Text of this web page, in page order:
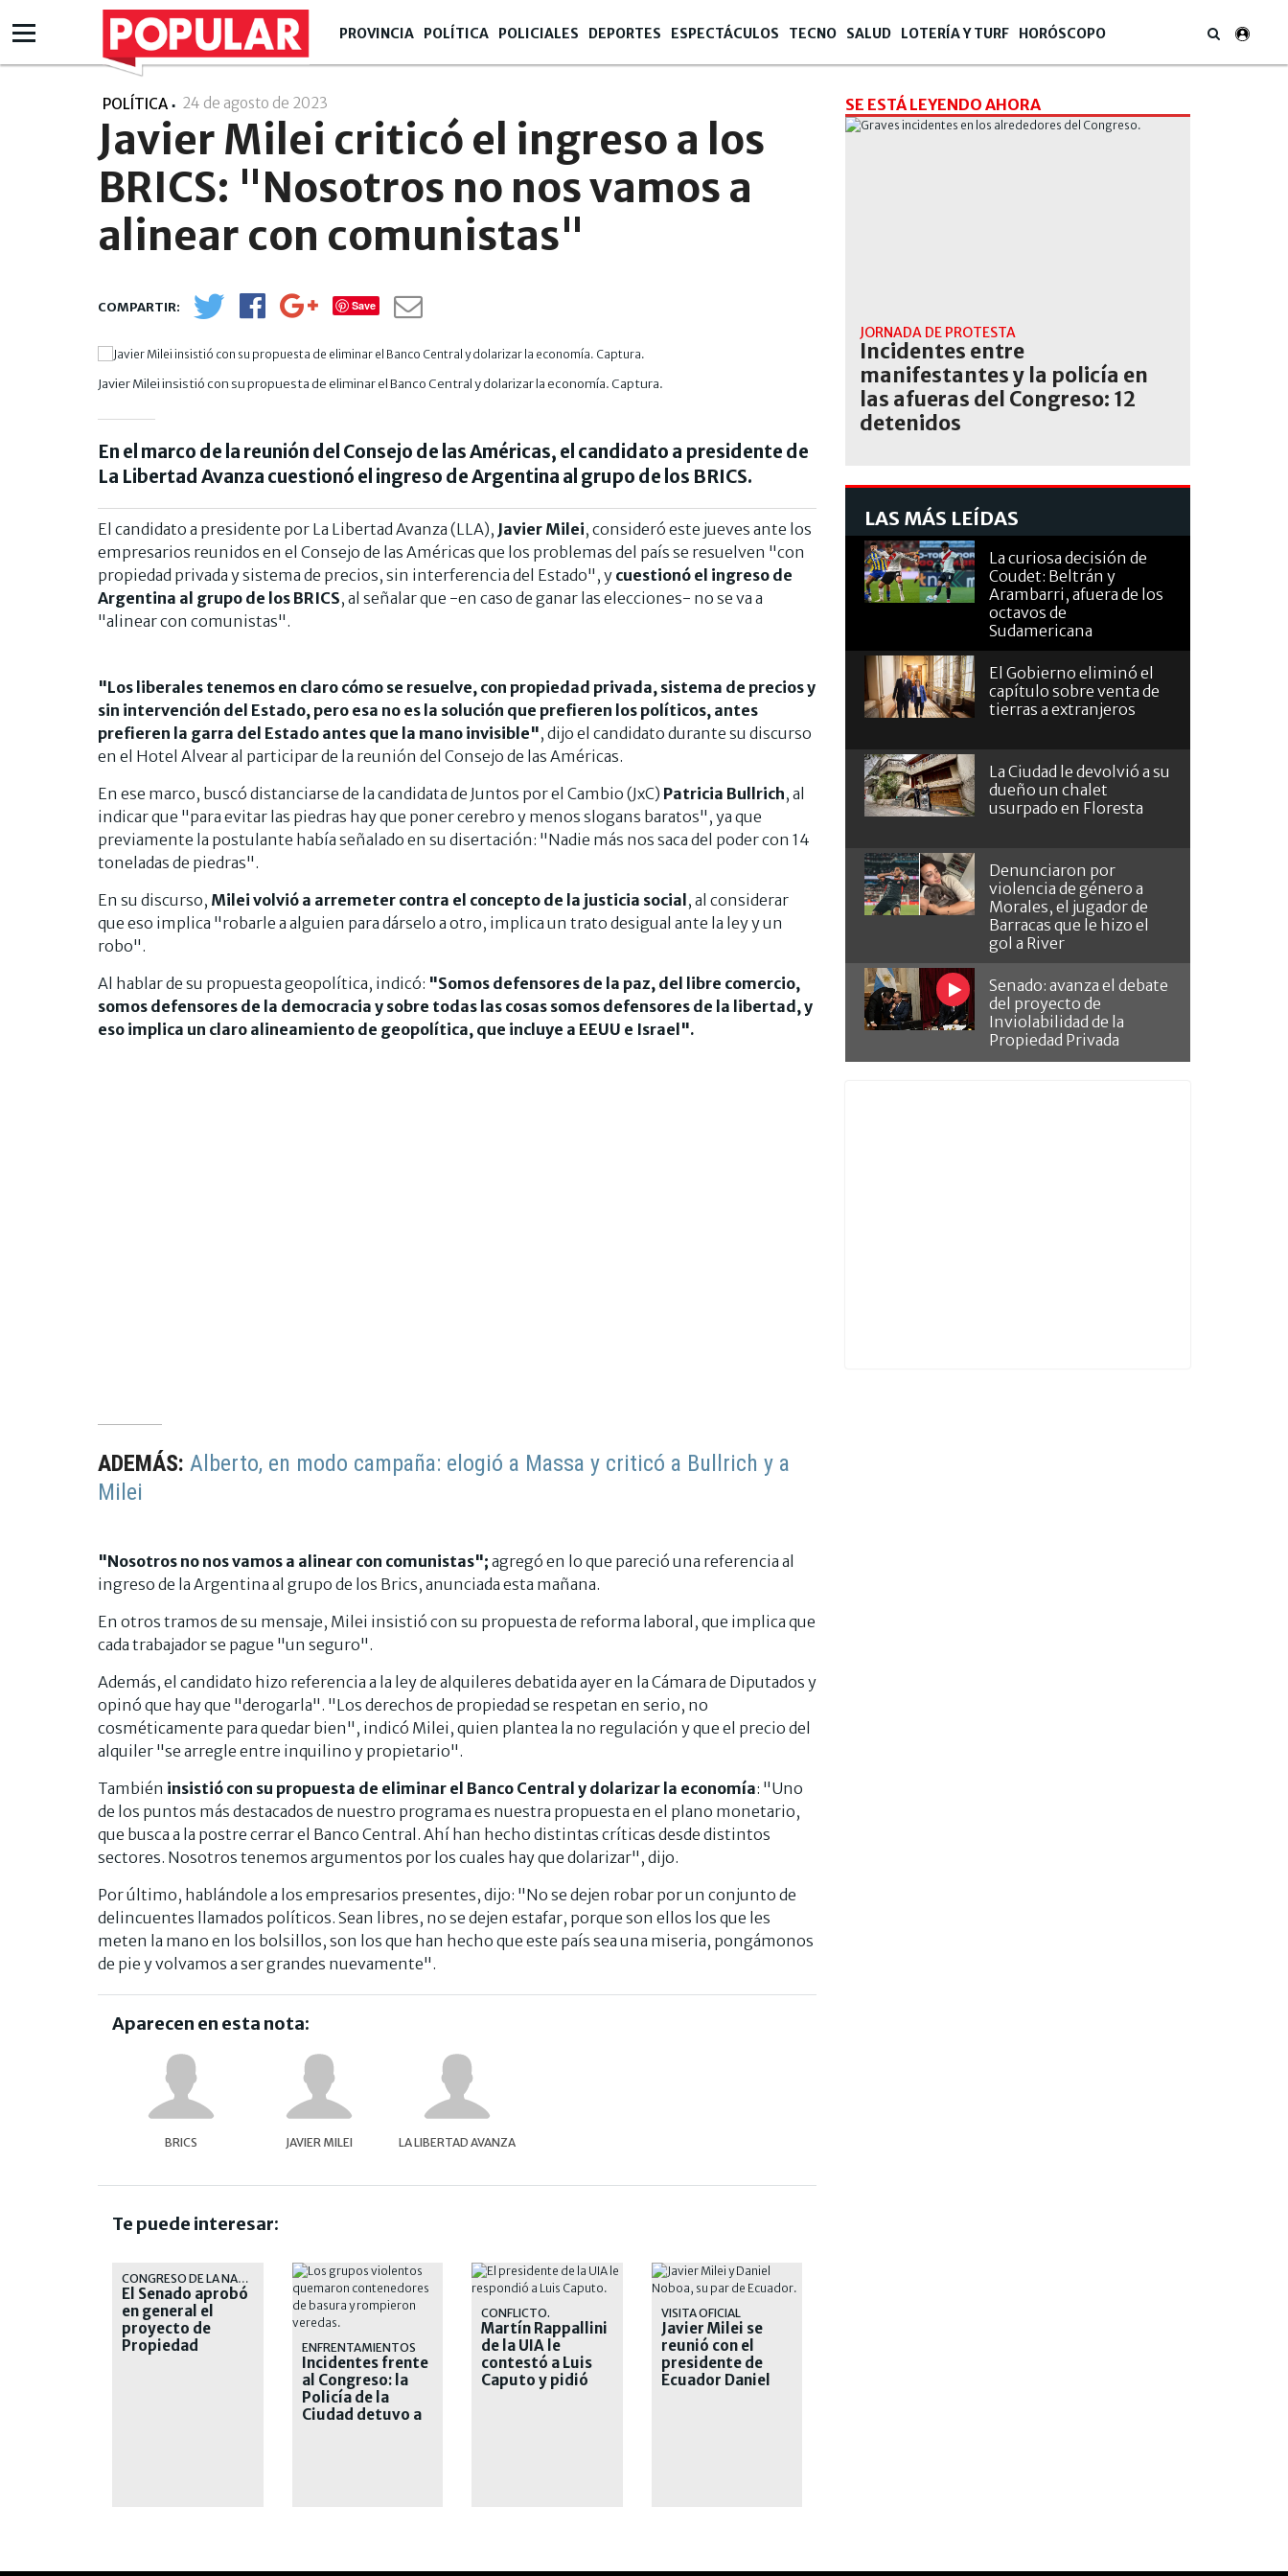
PROVINCIA POLÍTICA POLICIALES DEPORTES ESPECTÁCULOS TECNO SALUD LOTERÍA Y TURF HORÓSCOPO
POLÍTICA 24 de agosto de 2023
Javier Milei criticó el ingreso a los
BRICS: "Nosotros no nos vamos a
alinear con comunistas"
Save
Javier Milei insistió con su propuesta de eliminar el Banco Central y dolarizar la economía. Captura.
En el marco de la reunión del Consejo de las Américas, el candidato a presidente de
La Libertad Avanza cuestionó el ingreso de Argentina al grupo de los BRICS.
El candidato a presidente por La Libertad Avanza (LLA), Javier Milei, consideró este jueves ante los
empresarios reunidos en el Consejo de las Américas que los problemas del país se resuelven "con
propiedad privada y sistema de precios, sin interferencia del Estado", y cuestionó el ingreso de
Argentina al grupo de los BRICS, al señalar que -en caso de ganar las elecciones- no se va a
"alinear con comunistas".
"Los liberales tenemos en claro cómo se resuelve, con propiedad privada, sistema de precios y
sin intervención del Estado, pero esa no es la solución que prefieren los políticos, antes
prefieren la garra del Estado antes que la mano invisible", dijo el candidato durante su discurso
en el Hotel Alvear al participar de la reunión del Consejo de las Américas.
En ese marco, buscó distanciarse de la candidata de Juntos por el Cambio (JxC) Patricia Bullrich, al
indicar que "para evitar las piedras hay que poner cerebro y menos slogans baratos", ya que
previamente la postulante había señalado en su disertación: "Nadie más nos saca del poder con 14
toneladas de piedras".
En su discurso, Milei volvió a arremeter contra el concepto de la justicia social, al considerar
que eso implica "robarle a alguien para dárselo a otro, implica un trato desigual ante la ley y un
robo".
Al hablar de su propuesta geopolítica, indicó: "Somos defensores de la paz, del libre comercio,
somos defensores de la democracia y sobre todas las cosas somos defensores de la libertad, y
eso implica un claro alineamiento de geopolítica, que incluye a EEUU e Israel".
ADEMÁS: Alberto, en modo campaña: elogió a Massa y criticó a Bullrich y a
Milei
"Nosotros no nos vamos a alinear con comunistas"; agregó en lo que pareció una referencia al
ingreso de la Argentina al grupo de los Brics, anunciada esta mañana.
En otros tramos de su mensaje, Milei insistió con su propuesta de reforma laboral, que implica que
cada trabajador se pague "un seguro".
Además, el candidato hizo referencia a la ley de alquileres debatida ayer en la Cámara de Diputados y
opinó que hay que "derogarla". "Los derechos de propiedad se respetan en serio, no
cosméticamente para quedar bien", indicó Milei, quien plantea la no regulación y que el precio del
alquiler "se arregle entre inquilino y propietario".
También insistió con su propuesta de eliminar el Banco Central y dolarizar la economía: "Uno
de los puntos más destacados de nuestro programa es nuestra propuesta en el plano monetario,
que busca a la postre cerrar el Banco Central. Ahí han hecho distintas críticas desde distintos
sectores. Nosotros tenemos argumentos por los cuales hay que dolarizar", dijo.
Por último, hablándole a los empresarios presentes, dijo: "No se dejen robar por un conjunto de
delincuentes llamados políticos. Sean libres, no se dejen estafar, porque son ellos los que les
meten la mano en los bolsillos, son los que han hecho que este país sea una miseria, pongámonos
de pie y volvamos a ser grandes nuevamente".
Aparecen en esta nota:
BRICS JAVIER MILEI LA LIBERTAD AVANZA
Te puede interesar:
CONGRESO DE LA NACIÓN
El Senado aprobó
en general el
proyecto de
Propiedad
ENFRENTAMIENTOS
Incidentes frente
al Congreso: la
Policía de la
Ciudad detuvo a
CONFLICTO.
Martín Rappallini
de la UIA le
contestó a Luis
Caputo y pidió
VISITA OFICIAL
Javier Milei se
reunió con el
presidente de
Ecuador Daniel
SE ESTÁ LEYENDO AHORA
JORNADA DE PROTESTA
Incidentes entre
manifestantes y la policía en
las afueras del Congreso: 12
detenidos
LAS MÁS LEÍDAS
La curiosa decisión de
Coudet: Beltrán y
Arambarri, afuera de los
octavos de
Sudamericana
El Gobierno eliminó el
capítulo sobre venta de
tierras a extranjeros
La Ciudad le devolvió a su
dueño un chalet
usurpado en Floresta
Denunciaron por
violencia de género a
Morales, el jugador de
Barracas que le hizo el
gol a River
Senado: avanza el debate
del proyecto de
Inviolabilidad de la
Propiedad Privada